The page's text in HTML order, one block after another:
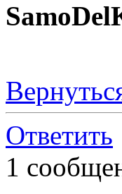
Ответить
1